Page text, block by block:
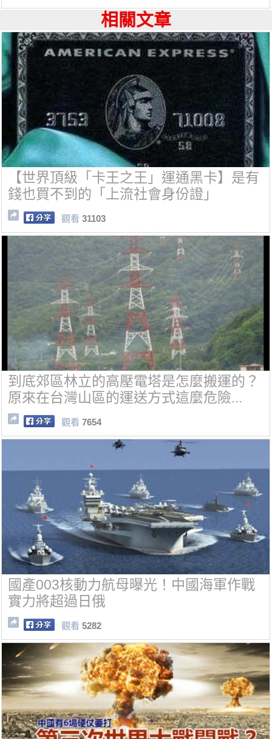
相關文章
【世界頂級「卡王之王」運通黑卡】是有
錢也買不到的「上流社會身份證」
觀看 31103
到底郊區林立的高壓電塔是怎麼搬運的？
原來在台灣山區的運送方式這麼危險...
觀看 7654
國產003核動力航母曝光！中國海軍作戰
實力將超過日俄
觀看 5282